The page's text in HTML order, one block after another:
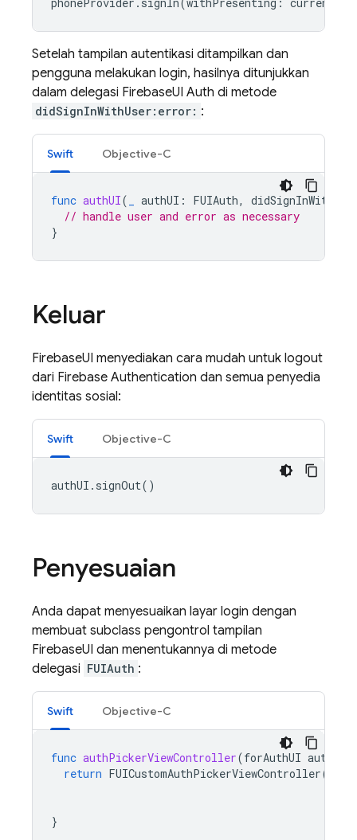
Setelah tampilan autentikasi ditampilkan dan
pengguna melakukan login, hasilnya ditunjukkan
dalam delegasi FirebaseUI Auth di metode
didSignInWithUser:error: :
Swift Objective-C
func authUI( authUI : FUIAuth, didSignInWith
// handle user and error as necessary
}
Keluar
FirebaseUI menyediakan cara mudah untuk logout
dari Firebase Authentication dan semua penyedia
identitas sosial:
Swift Objective-C
authUI . signOut()
Penyesuaian
Anda dapat menyesuaikan layar login dengan
membuat subclass pengontrol tampilan
FirebaseUI dan menentukannya di metode
delegasi FUIAuth :
Swift Objective-C
func authPickerViewController(forAuthUI authUI
return FUICustomAuthPickerViewController(
}